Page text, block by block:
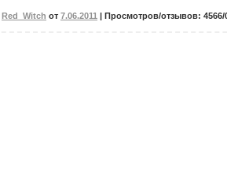
Red_Witch от 7.06.2011 | Просмотров/отзывов: 4566/